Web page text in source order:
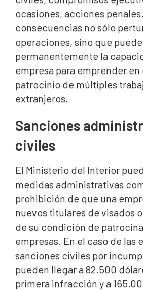
ocasiones, acciones
consecuencias no sólo
operaciones, sino que
permanentemente la
empresa para emprender
patrocinio de múltiples
extranjeros.
Sanciones
civiles
El Ministerio del Interior
medidas administrativas
prohibición de que una
nuevos titulares de visados
de su condición de
empresas. En el caso de las
sanciones civiles por
pueden llegar a 82.500
primera infracción y a